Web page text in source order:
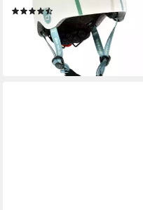
ab 39,90 €
lieferbar - in 2-3 Werktagen bei dir
+5